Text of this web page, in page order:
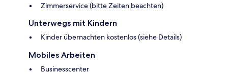
Zimmerservice (bitte Zeiten beachten)
Unterwegs mit Kindern
Kinder übernachten kostenlos (siehe Details)
Mobiles Arbeiten
Businesscenter